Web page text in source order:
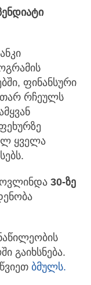
ფინანსური
რჩეულს
ყველა
30-ზე
გაიხსნება.
ბმულს.